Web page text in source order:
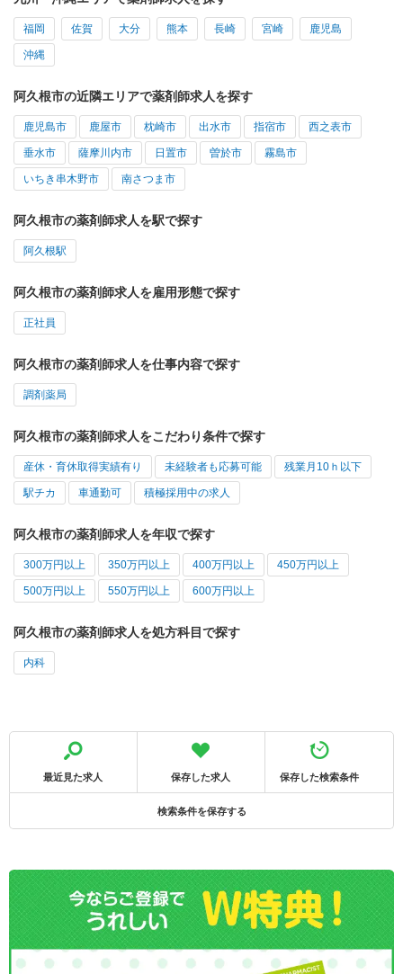
福岡 佐賀 大分 熊本 長崎 宮崎 鹿児島
沖縄
阿久根市の近隣エリアで薬剤師求人を探す
鹿児島市 鹿屋市 枕崎市 出水市 指宿市 西之表市
垂水市 薩摩川内市 日置市 曽於市 霧島市
いちき串木野市 南さつま市
阿久根市の薬剤師求人を駅で探す
阿久根駅
阿久根市の薬剤師求人を雇用形態で探す
正社員
阿久根市の薬剤師求人を仕事内容で探す
調剤薬局
阿久根市の薬剤師求人をこだわり条件で探す
産休・育休取得実績有り 未経験者も応募可能 残業月10ｈ以下
駅チカ 車通勤可 積極採用中の求人
阿久根市の薬剤師求人を年収で探す
300万円以上 350万円以上 400万円以上 450万円以上
500万円以上 550万円以上 600万円以上
阿久根市の薬剤師求人を処方科目で探す
内科
最近見た求人 保存した求人 保存した検索条件
検索条件を保存する